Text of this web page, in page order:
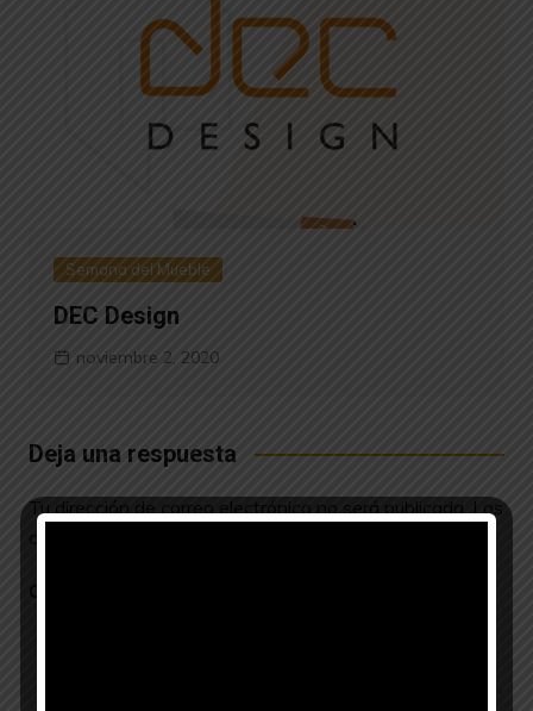
Semana del Mueble
DEC Design
noviembre 2, 2020
Deja una respuesta
Tu dirección de correo electrónico no será publicada.
Los
campos obligatorios están marcados con
Comentario